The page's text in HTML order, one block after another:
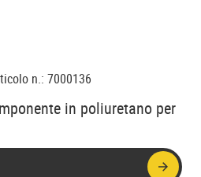
n.: 7000136
in poliuretano per